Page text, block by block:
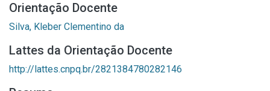
Orientação Docente
Silva, Kleber Clementino da
Lattes da Orientação Docente
http://lattes.cnpq.br/2821384780282146